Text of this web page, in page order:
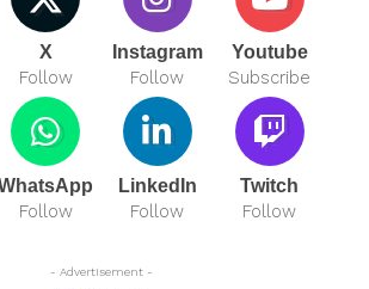
X
Follow
Instagram
Follow
Youtube
Subscribe
Follow
LinkedIn
Follow
Twitch
Follow
- Advertisement -